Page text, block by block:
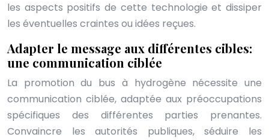
les aspects positifs de cette technologie et dissiper
les éventuelles craintes ou idées reçues.
Adapter le message aux différentes cibles:
une communication ciblée
La promotion du bus à hydrogène nécessite une
communication ciblée, adaptée aux préoccupations
spécifiques des différentes parties prenantes.
Convaincre les autorités publiques, séduire les